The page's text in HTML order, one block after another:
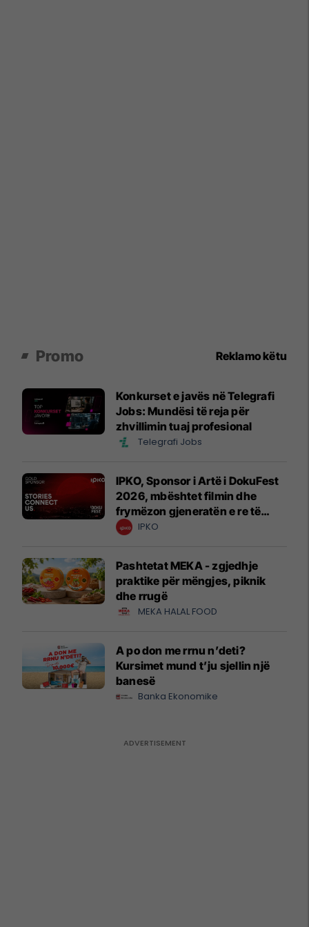
Promo Reklamo këtu
Konkurset e javës në Telegrafi
Jobs: Mundësi të reja për
zhvillimin tuaj profesional
Telegrafi Jobs
IPKO, Sponsor i Artë i DokuFest
2026, mbështet filmin dhe
frymëzon gjeneratën e re të
krijuesve
IPKO
Pashtetat MEKA - zgjedhje
praktike për mëngjes, piknik
dhe rrugë
MEKA HALAL FOOD
A po don me rrnu n’deti?
Kursimet mund t’ju sjellin një
banesë
Banka Ekonomike